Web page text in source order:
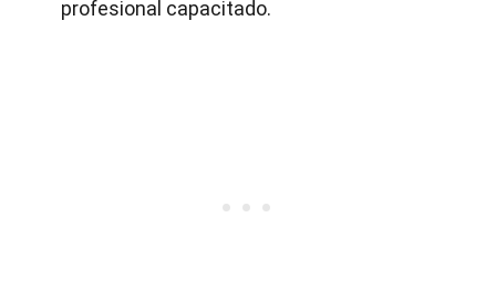
profesional capacitado.